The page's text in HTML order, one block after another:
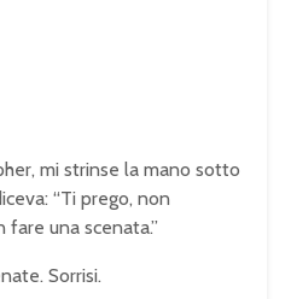
mi strinse la mano sotto
“Ti prego, non
una scenata.”
Sorrisi.